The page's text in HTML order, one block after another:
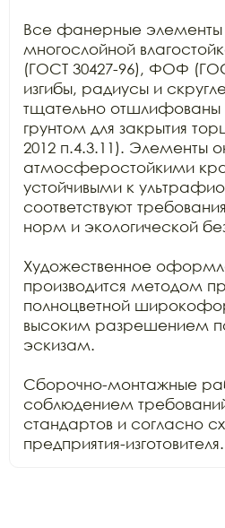
Все фанерные элементы
многослойной
(ГОСТ 30427-96), ФОФ
изгибы, радиусы и
тщательно
грунтом для закрытия
2012 п.4.3.11). Элементы
атмосферостойкими
устойчивыми к
соответствуют
норм и экологической
Художественное
производится методом
полноцветной
высоким разрешением
эскизам.
Сборочно-монтажные
соблюдением
стандартов и согласно